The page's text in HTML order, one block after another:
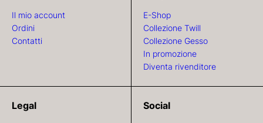
Il mio account
Ordini
Contatti
E-Shop
Collezione Twill
Collezione Gesso
In promozione
Diventa rivenditore
Legal Social